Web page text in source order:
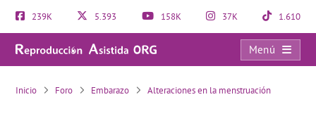
239K 5.393 158K 37K 1.610
Menú
Sangrado anormal después de la menstruación
Inicio Foro Embarazo Alteraciones en la menstruación